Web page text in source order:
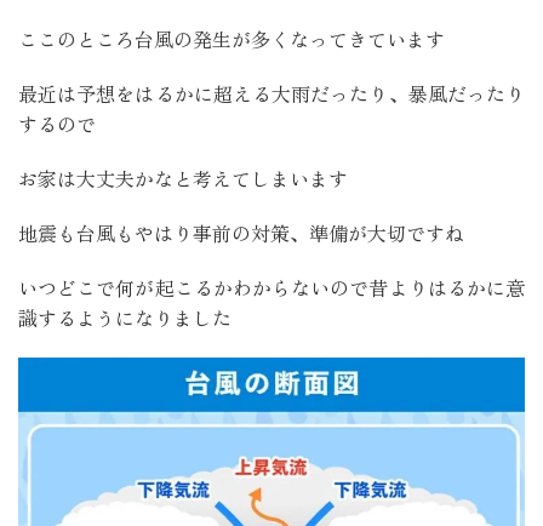
ここのところ台風の発生が多くなってきています
最近は予想をはるかに超える大雨だったり、暴風だったり
するので
お家は大丈夫かなと考えてしまいます
地震も台風もやはり事前の対策、準備が大切ですね
いつどこで何が起こるかわからないので昔よりはるかに意
識するようになりました